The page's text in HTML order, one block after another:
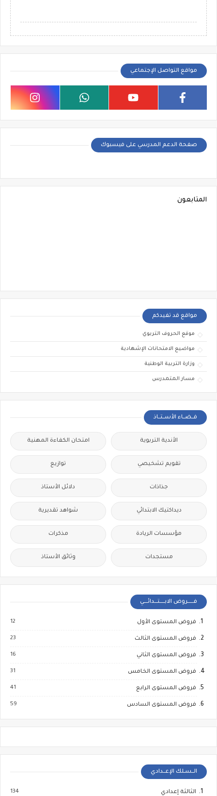
مواقع التواصل الإجتماعي
صفحة الدعم المدرسي على فيسبوك
المتابعون
مواقع قد تفيدكم
موقع الحروف التربوي
مواضيع الامتحانات الإشهادية
وزارة التربية الوطنية
مسار المتمدرس
فــضــاء الأســتــاذ
الأندية التربوية امتحان الكفاءة المهنية
تقويم تشخيصي توازيع
جذاذات دلائل الأستاذ
ديداكتيك الابتدائي شواهد تقديرية
مؤسسات الريادة مذكرات
مستجدات وثائق الأستاذ
فــــــروض الابـــــتـــدائــــي
فروض المستوى الأول 12
فروض المستوى الثالث 23
فروض المستوى الثاني 16
فروض المستوى الخامس 31
فروض المستوى الرابع 41
فروض المستوى السادس 59
الــسـلك الإعــدادي
الثالثة إعدادي 134